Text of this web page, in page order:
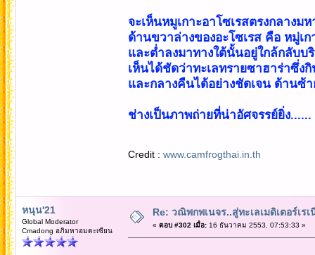
จะเห็นหมูเกาะอาโซเรสตรงกลาง
ด้านขวาล่างของอะโซเรส คือ หมู่เ
และต่ำลงมาทางใต้นั้นอยู่ใกล้กลับบ
เห็นได้ชัดว่าทะเลทรายซาฮาร่าซึ่ง
และกลางคืนได้อย่างชัดเจน ด้านซ้
ช่างเป็นภาพถ่ายที่น่าอัศจรรย์ยิ่ง......
Credit : www.camfrogthai.in.th
หนุน'21
Global Moderator
Cmadong อภิมหาอมตะเซียน
Re: วณิพกพเนจร..สู่ทะเลเมดิเตอร์เร
« ตอบ #302 เมื่อ:16 ธันวาคม 2553, 07:53:33 »